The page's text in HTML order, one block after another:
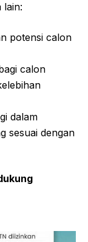
lain:
potensi calon
calon
dalam
sesuai dengan